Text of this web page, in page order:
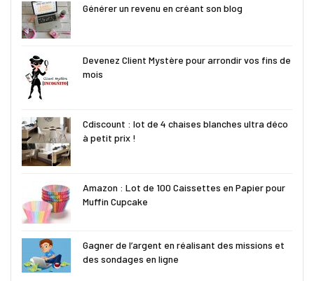
Générer un revenu en créant son blog
Devenez Client Mystère pour arrondir vos fins de
mois
Cdiscount : lot de 4 chaises blanches ultra déco
à petit prix !
Amazon : Lot de 100 Caissettes en Papier pour
Muffin Cupcake
Gagner de l’argent en réalisant des missions et
des sondages en ligne